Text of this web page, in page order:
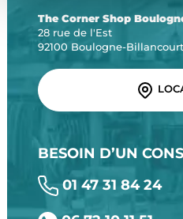
The Corner Shop
28 rue de l'Est
92100 Boulogne-Billancourt
BESOIN D’UN
01 47 31 84 24